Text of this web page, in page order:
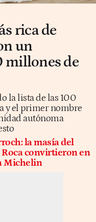
rica de
un
millones de
la lista de las 100
y el primer nombre
autónoma
la masía del
convirtieron en
Michelin